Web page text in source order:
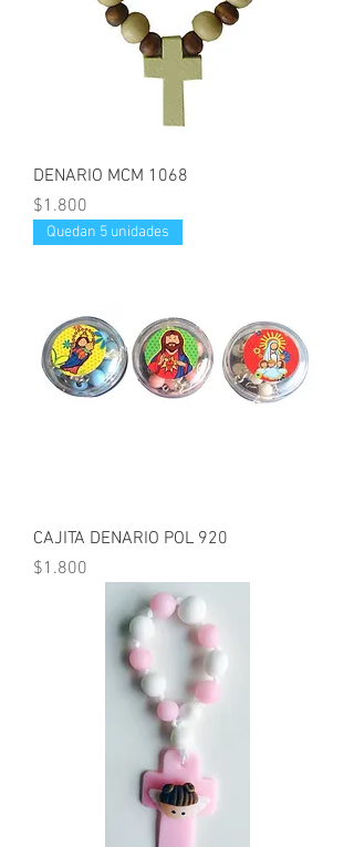
DENARIO MCM 1068
Precio
$1.800
Quedan 5 unidades
CAJITA DENARIO POL 920
Precio
$1.800